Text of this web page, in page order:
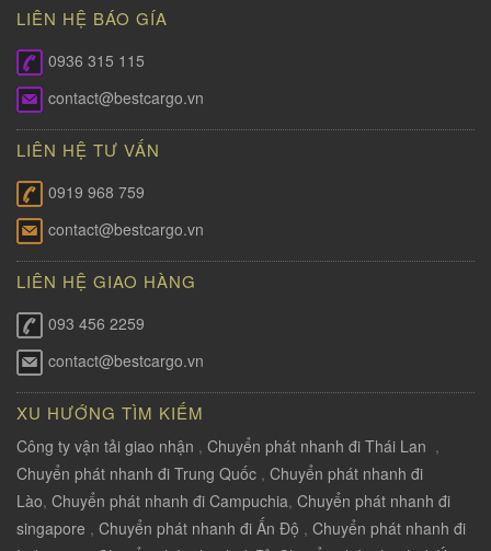
LIÊN HỆ BÁO GÍA
0936 315 115
contact@bestcargo.vn
LIÊN HỆ TƯ VẤN
0919 968 759
contact@bestcargo.vn
LIÊN HỆ GIAO HÀNG
093 456 2259
contact@bestcargo.vn
XU HƯỚNG TÌM KIẾM
Công ty vận tải giao nhận , Chuyển phát nhanh đi Thái Lan ,
Chuyển phát nhanh đi Trung Quốc , Chuyển phát nhanh đi
Lào, Chuyển phát nhanh đi Campuchia, Chuyển phát nhanh đi
singapore , Chuyển phát nhanh đi Ấn Độ , Chuyển phát nhanh đi